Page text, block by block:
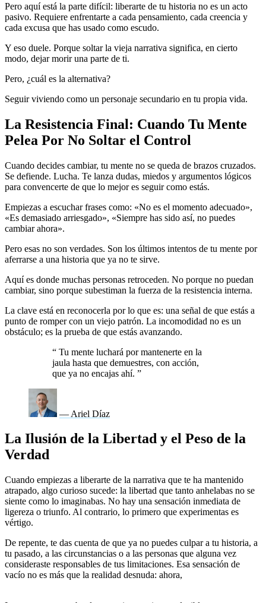
Pero aquí está la parte difícil: liberarte de tu historia no es un acto
pasivo. Requiere enfrentarte a cada pensamiento, cada creencia y
cada excusa que has usado como escudo.
Y eso duele. Porque soltar la vieja narrativa significa, en cierto
modo, dejar morir una parte de ti.
Pero, ¿cuál es la alternativa?
Seguir viviendo como un personaje secundario en tu propia vida.
La Resistencia Final: Cuando Tu Mente
Pelea Por No Soltar el Control
Cuando decides cambiar, tu mente no se queda de brazos cruzados.
Se defiende. Lucha. Te lanza dudas, miedos y argumentos lógicos
para convencerte de que lo mejor es seguir como estás.
Empiezas a escuchar frases como: «No es el momento adecuado»,
«Es demasiado arriesgado», «Siempre has sido así, no puedes
cambiar ahora».
Pero esas no son verdades. Son los últimos intentos de tu mente por
aferrarse a una historia que ya no te sirve.
Aquí es donde muchas personas retroceden. No porque no puedan
cambiar, sino porque subestiman la fuerza de la resistencia interna.
La clave está en reconocerla por lo que es: una señal de que estás a
punto de romper con un viejo patrón. La incomodidad no es un
obstáculo; es la prueba de que estás avanzando.
“ Tu mente luchará por mantenerte en la
jaula hasta que demuestres, con acción,
que ya no encajas ahí. ”
— Ariel Díaz
La Ilusión de la Libertad y el Peso de la
Verdad
Cuando empiezas a liberarte de la narrativa que te ha mantenido
atrapado, algo curioso sucede: la libertad que tanto anhelabas no se
siente como lo imaginabas. No hay una sensación inmediata de
ligereza o triunfo. Al contrario, lo primero que experimentas es
vértigo.
De repente, te das cuenta de que ya no puedes culpar a tu historia, a
tu pasado, a las circunstancias o a las personas que alguna vez
consideraste responsables de tus limitaciones. Esa sensación de
vacío no es más que la realidad desnuda: ahora,